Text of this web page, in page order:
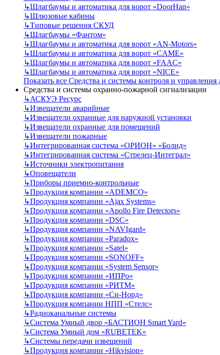
↳Шлагбаумы и автоматика для ворот «DoorHan»
↳Шлюзовые кабины
↳Типовые решения СКУД
↳Шлагбаумы «Фантом»
↳Шлагбаумы и автоматика для ворот «AN-Motors»
↳Шлагбаумы и автоматика для ворот «CAME»
↳Шлагбаумы и автоматика для ворот «FAAC»
↳Шлагбаумы и автоматика для ворот «NICE»
Показать все Средства и системы контроля и управления
Средства и системы охранно-пожарной сигнализации
↳АСКУЭ Ресурс
↳Извещатели аварийные
↳Извещатели охранные для наружной установки
↳Извещатели охранные для помещений
↳Извещатели пожарные
↳Интегрированная система «ОРИОН» «Болид»
↳Интегрированная система «Стрелец-Интеграл»
↳Источники электропитания
↳Оповещатели
↳Приборы приемно-контрольные
↳Продукция компании «ADEMCO»
↳Продукция компании «Ajax Systems»
↳Продукция компании «Apollo Fire Detectors»
↳Продукция компании «DSC»
↳Продукция компании «NAVIgard»
↳Продукция компании «Paradox»
↳Продукция компании «Satel»
↳Продукция компании «SONOFF»
↳Продукция компании «System Sensor»
↳Продукция компании «ИПРо»
↳Продукция компании «РИТМ»
↳Продукция компании «Си-Норд»
↳Продукция компании НПП «Стелс»
↳Радиоканальные системы
↳Система Умный двор «БАСТИОН Smart Yard»
↳Система Умный дом «RUBETEK»
↳Системы передачи извещений
↳Продукция компании «Hikvision»